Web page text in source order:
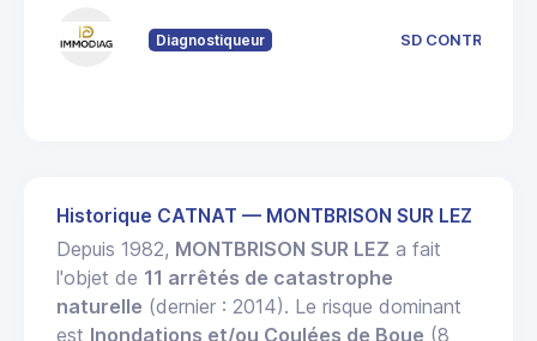
Diagnostiqueur SD CONTROL
Historique CATNAT — MONTBRISON SUR LEZ
Depuis 1982, MONTBRISON SUR LEZ a fait
l'objet de 11 arrêtés de catastrophe
naturelle (dernier : 2014). Le risque dominant
est Inondations et/ou Coulées de Boue (8